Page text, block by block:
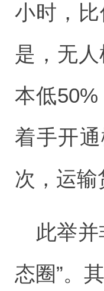
小时，
是，无
本低
着手开
次，运输
此举
态圈”。